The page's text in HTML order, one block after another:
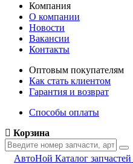
Компания
О компании
Новости
Вакансии
Контакты
Оптовым покупателям
Как стать клиентом
Гарантия и возврат
Способы оплаты
Корзина
АвтоНой Каталог запчастей